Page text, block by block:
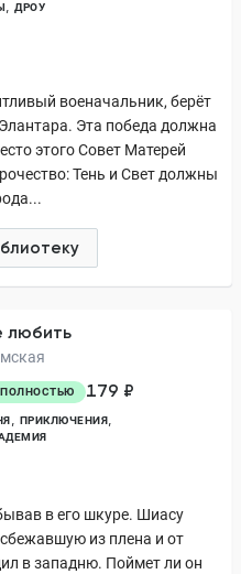
ДРОУ
военачальник, берёт
Эта победа должна
этого Совет Матерей
Тень и Свет должны
любить
ПОЛНОСТЬЮ 179 ₽
ПРИКЛЮЧЕНИЯ
в его шкуре. Шиасу
из плена и от
в западню. Поймет ли он